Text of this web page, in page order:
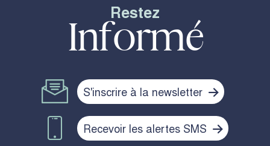
Restez
Informé
S'inscrire à la newsletter
Recevoir les alertes SMS